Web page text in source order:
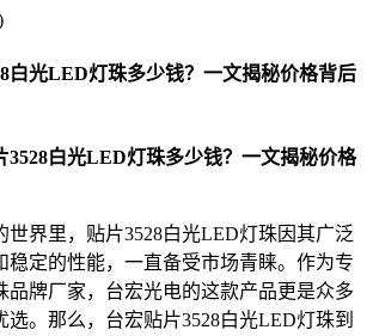
白光LED灯珠多少钱？一文揭秘价格背后
3528白光LED灯珠多少钱？一文揭秘价格
世界里，贴片3528白光LED灯珠因其广泛
稳定的性能，一直备受市场青睐。作为专
品牌厂家，台宏光电的这款产品更是众多
选。那么，台宏贴片3528白光LED灯珠到